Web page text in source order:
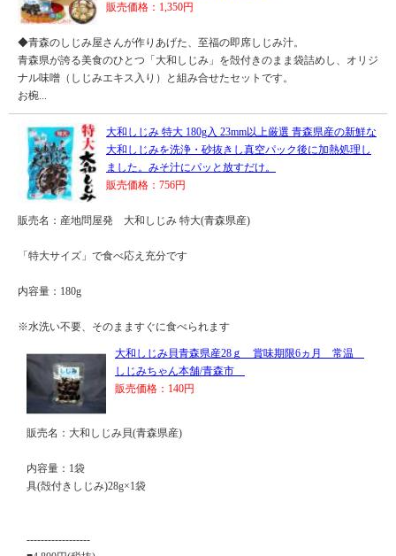
販売価格：1,350円
◆青森のしじみ屋さんが作りあげた、至福の即席しじみ汁。
青森県が誇る美食のひとつ「大和しじみ」を殻付きのまま袋詰めし、オリジ
ナル味噌（しじみエキス入り）と組み合せたセットです。
お椀...
大和しじみ 特大 180g入 23mm以上厳選 青森県産の新鮮な
大和しじみを洗浄・砂抜きし真空パック後に加熱処理し
ました。みそ汁にパッと放すだけ。
販売価格：756円
販売名：産地問屋発 大和しじみ 特大(青森県産)
「特大サイズ」で食べ応え充分です
内容量：180g
※水洗い不要、そのまますぐに食べられます
大和しじみ貝青森県産28ｇ 賞味期限6ヵ月 常温
しじみちゃん本舗/青森市
販売価格：140円
販売名：大和しじみ貝(青森県産)
内容量：1袋
具(殻付きしじみ)28g×1袋
------------------